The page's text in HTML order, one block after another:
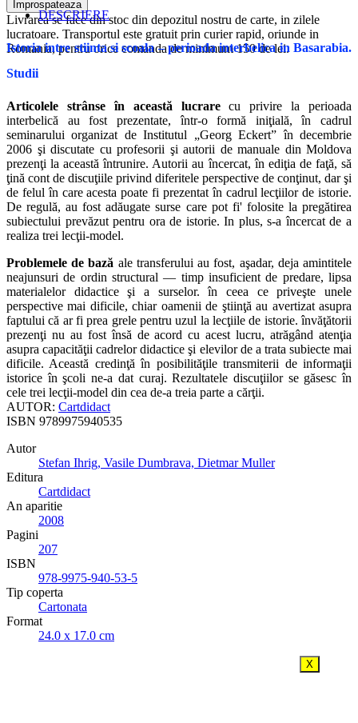
Livrarea se face din stoc din depozitul nostru de carte, in zilele
lucratoare. Transportul este gratuit prin curier rapid, oriunde in
Romania, pentru orice comanda de minimum 150 de lei.
DESCRIERE
Istoria intre stiinta si scoala – perioada interbelica in Basarabia.
Studii
Articolele strânse în această lucrarecu privire la perioada
interbelică au fost prezentate, într-o formă iniţială, în cadrul
seminarului organizat de Institutul „Georg Eckert” în decembrie
2006 şi discutate cu profesorii şi autorii de manuale din Moldova
prezenţi la această întrunire. Autorii au încercat, în ediţia de faţă, să
ţină cont de discuţiile privind diferitele perspective de conţinut, dar şi
de felul în care acesta poate fi prezentat în cadrul lecţiilor de istorie.
De regulă, au fost adăugate surse care pot fi' folosite la pregătirea
subiectului prevăzut pentru ora de istorie. In plus, s-a încercat de a
realiza trei lecţii-model.
Problemele de bază ale transferului au fost, aşadar, deja amintitele
neajunsuri de ordin structural — timp insuficient de predare, lipsa
materialelor didactice şi a surselor. în ceea ce priveşte unele
perspective mai dificile, chiar oamenii de ştiinţă au avertizat asupra
faptului că ar fi prea grele pentru uzul la lecţiile de istorie. învăţătorii
prezenţi nu au fost însă de acord cu acest lucru, atrăgând atenţia
asupra capacităţii cadrelor didactice şi elevilor de a trata subiecte mai
dificile. Această credinţă în posibilităţile transmiterii de informaţii
istorice în şcoli ne-a dat curaj. Rezultatele discuţiilor se găsesc în
cele trei lecţii-model din cea de-a treia parte a cărţii.
AUTOR: Cartdidact
ISBN 9789975940535
Autor
Stefan Ihrig, Vasile Dumbrava, Dietmar Muller
Editura
Cartdidact
An aparitie
2008
Pagini
207
ISBN
978-9975-940-53-5
Tip coperta
Cartonata
Format
24.0 x 17.0 cm
X